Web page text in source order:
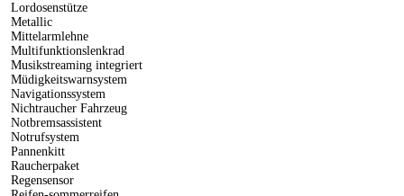
Lordosenstütze
Metallic
Mittelarmlehne
Multifunktionslenkrad
Musikstreaming integriert
Müdigkeitswarnsystem
Navigationssystem
Nichtraucher Fahrzeug
Notbremsassistent
Notrufsystem
Pannenkitt
Raucherpaket
Regensensor